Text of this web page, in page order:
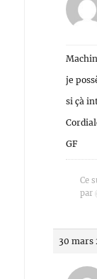
je
si çà
GF
Ce
par
30 mars